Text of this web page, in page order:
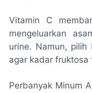
Vitamin C
mengeluarkan
urine. Namun,
agar kadar fruktosa
Perbanyak Minum